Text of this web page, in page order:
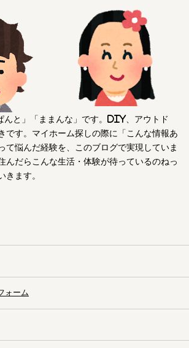
と」「ままんな」です。DIY、アウトド
です。マイホーム探しの際に「こんな情報あ
て悩んだ経験を、このブログで実現していま
んだらこんな生活・体験が待っているのねっ
きます。
ォーム